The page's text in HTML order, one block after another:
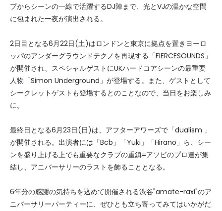
プからシーンの一線で活躍するDJ陣まで、光とVJの温かな空間
に包まれた一夜が演出される。
2日目となる6月22日(土)はロンドンと東京に拠点を置きヨーロ
ッパのアンダーグラウンドテクノを再現する「FIERCESOUNDS」
が開催され、スペシャルゲストにUKハードコアシーンの最重要
人物「Simon Underground」が登場する。また、ゲストとして
シークレットゲストも登場するとのことなので、当日をお楽しみ
に。
最終日となる6月23日(日)は、アフターアワーズで「dualism 」
が開催される。出演者には「Bcb」「Yuki」「Hirano」ら、シー
ンを盛り上げる上でも重要なクラブの重鎮=アソビのプロ達が集
結し、アニバーサリーのラストを飾ることとなる。
6年分の感謝の気持ちを込めて開催される渋谷"amate-raxi"のア
ニバーサリーパーティーに、ぜひとも立ち寄ってみてはいかがだ